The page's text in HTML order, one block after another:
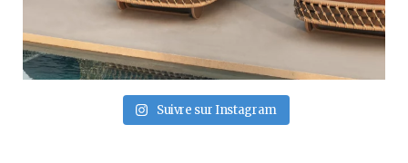
Suivre sur Instagram